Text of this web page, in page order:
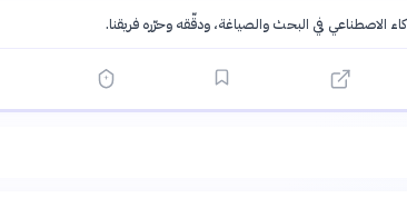
الاصطناعي في البحث والصياغة، ودقّقه وحرّره فريقنا.